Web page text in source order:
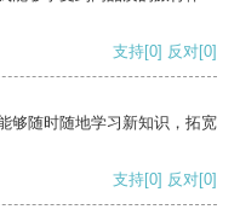
支持[0] 反对[0]
够随时随地学习新知识，拓宽
支持[0] 反对[0]